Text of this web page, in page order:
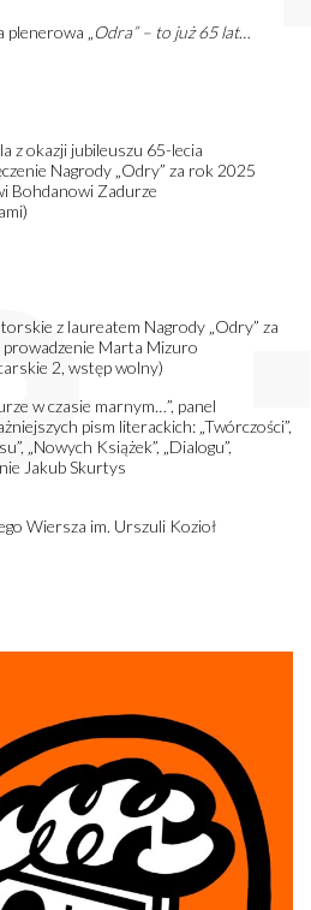
„ Odra” – to już 65 lat…
z okazji jubileuszu 65-lecia
Nagrody „Odry” za rok 2025
Bohdanowi Zadurze
z laureatem Nagrody „Odry” za
Marta Mizuro
2, wstęp wolny)
w czasie marnym…”, panel
pism literackich: „Twórczości”,
„Nowych Książek”, „Dialogu”,
Jakub Skurtys
Wiersza im. Urszuli Kozioł